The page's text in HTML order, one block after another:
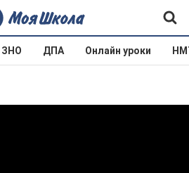
ЗНО ДПА Онлайн уроки